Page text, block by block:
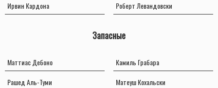
Ирвин Кардона
Роберт Левандовски
Запасные
Маттиас Дебоно
Рашед Аль-Туми
Камиль Грабара
Матеуш Кохальски